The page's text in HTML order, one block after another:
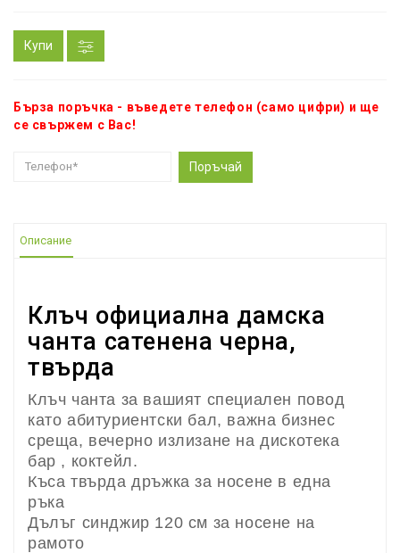
Купи
Бърза поръчка - въведете телефон (само цифри) и ще
се свържем с Вас!
Поръчай
Описание
Клъч официална дамска
чанта сатенена черна,
твърда
Клъч чанта за вашият специален повод
като абитуриентски бал, важна бизнес
среща, вечерно излизане на дискотека
бар , коктейл.
Къса твърда дръжка за носене в една
ръка
Дълъг синджир 120 см за носене на
рамото